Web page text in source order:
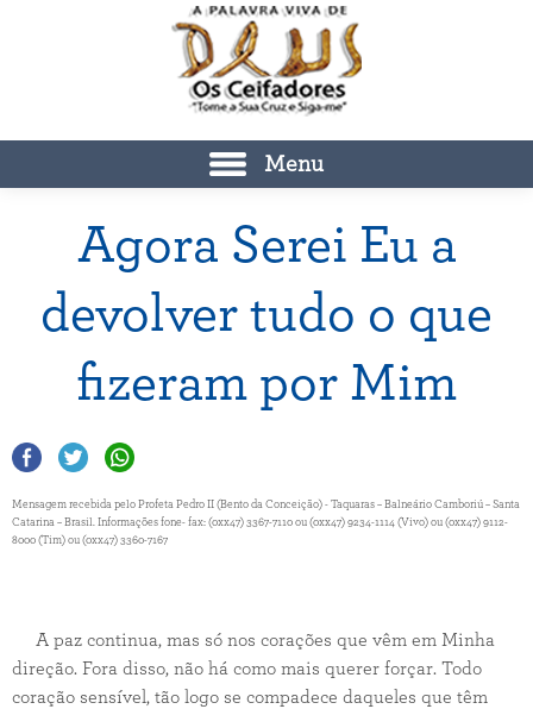
Menu
Agora Serei Eu a
devolver tudo o que
fizeram por Mim
Mensagem recebida pelo Profeta Pedro II (Bento da Conceição) - Taquaras – Balneário Camboriú – Santa
Catarina – Brasil. Informações fone- fax: (0xx47) 3367-7110 ou (0xx47) 9234-1114 (Vivo) ou (0xx47) 9112-
8000 (Tim) ou (0xx47) 3360-7167
A paz continua, mas só nos corações que vêm em Minha
direção. Fora disso, não há como mais querer forçar. Todo
coração sensível, tão logo se compadece daqueles que têm